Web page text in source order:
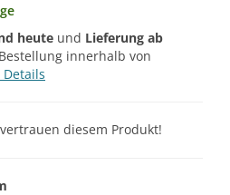
heute und Lieferung ab
innerhalb von
vertrauen diesem Produkt!